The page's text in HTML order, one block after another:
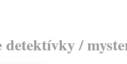
detektívky /